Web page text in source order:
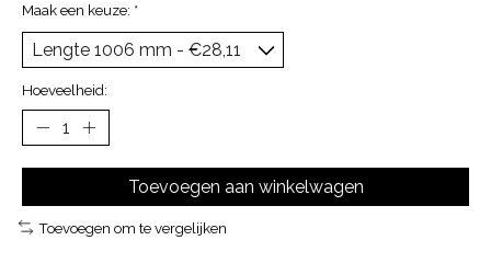
Maak een keuze: *
Hoeveelheid:
Toevoegen aan winkelwagen
Toevoegen om te vergelijken